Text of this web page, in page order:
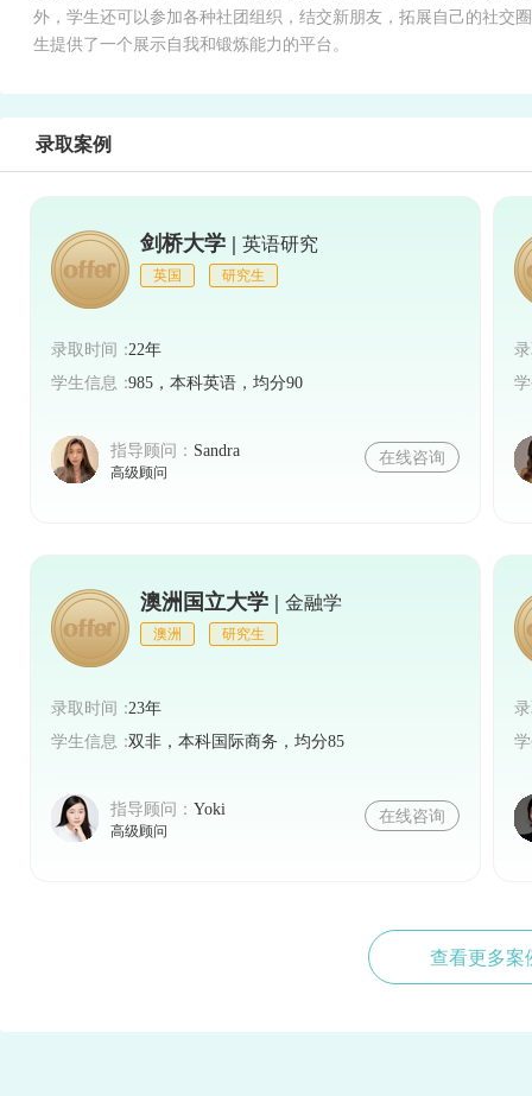
外，学生还可以参加各种社团组织，结交新朋友，拓展自己的社交
生提供了一个展示自我和锻炼能力的平台。
录取案例
剑桥大学 | 英语研究
英国 研究生
录取时间：22年
学生信息：985，本科英语，均分90
指导顾问： Sandra
高级顾问
在线咨询
澳洲国立大学 | 金融学
澳洲 研究生
录取时间：23年
学生信息：双非，本科国际商务，均分85
指导顾问： Yoki
高级顾问
在线咨询
查看更多案